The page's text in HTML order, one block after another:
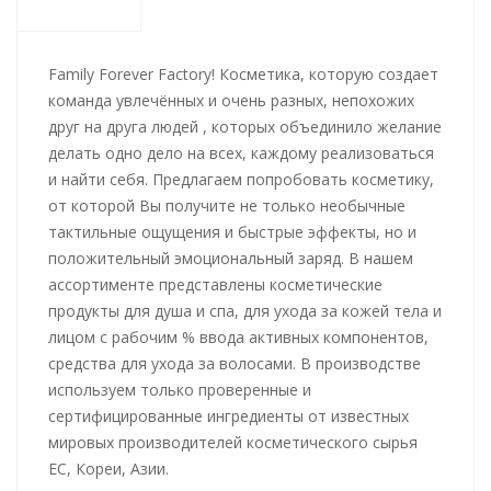
Family Forever Factory! Косметика, которую создает
команда увлечённых и очень разных, непохожих
друг на друга людей , которых объединило желание
делать одно дело на всех, каждому реализоваться
и найти себя. Предлагаем попробовать косметику,
от которой Вы получите не только необычные
тактильные ощущения и быстрые эффекты, но и
положительный эмоциональный заряд. В нашем
ассортименте представлены косметические
продукты для душа и спа, для ухода за кожей тела и
лицом с рабочим % ввода активных компонентов,
средства для ухода за волосами. В производстве
используем только проверенные и
сертифицированные ингредиенты от известных
мировых производителей косметического сырья
ЕС, Кореи, Азии.